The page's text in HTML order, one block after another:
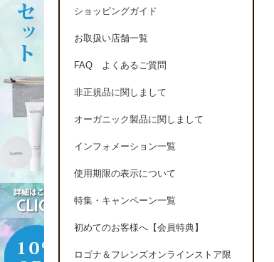
ショッピングガイド
お取扱い店舗一覧
FAQ よくあるご質問
非正規品に関しまして
オーガニック製品に関しまして
インフォメーション一覧
使用期限の表示について
特集・キャンペーン一覧
初めてのお客様へ【会員特典】
ロゴナ＆フレンズオンラインストア限